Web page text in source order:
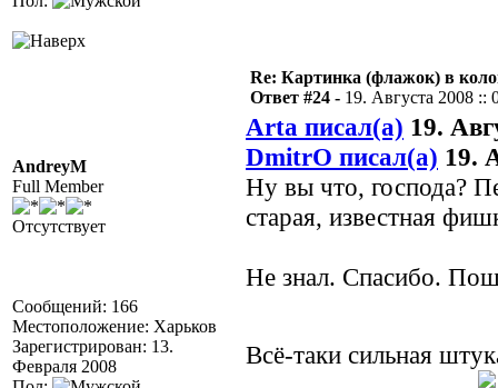
AndreyM
Full Member
Отсутствует
Сообщений: 166
Местоположение: Харьков
Зарегистрирован: 13.
Февраля 2008
Re: Картинка (флажок) в
Ответ #24 - 19. Августа 2008 ::
Arta писал(а) 19.
DmitrO писал(а) 19.
Ну вы что, господа?
старая, известная
Не знал. Спасибо.
Всё-таки сильная